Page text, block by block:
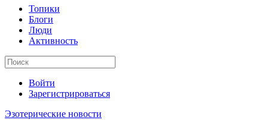
Топики
Блоги
Люди
Активность
Войти
Зарегистрироваться
Эзотерические новости